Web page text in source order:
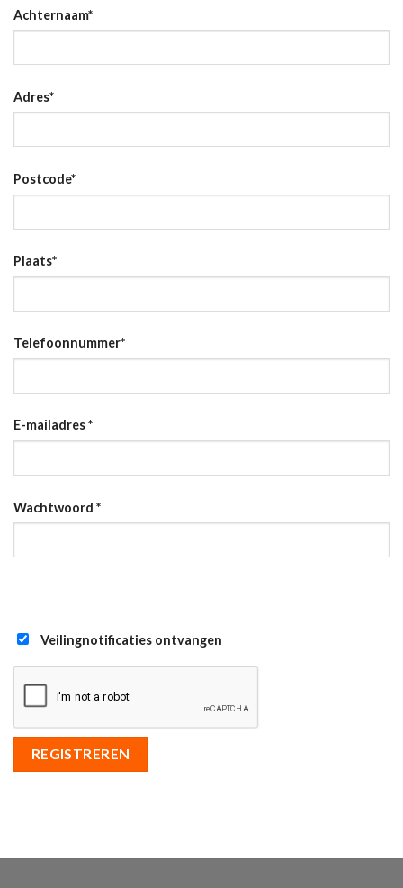
Achternaam*
Adres*
Postcode*
Plaats*
Telefoonnummer*
E-mailadres*
Wachtwoord *
Veilingnotificaties ontvangen
REGISTREREN